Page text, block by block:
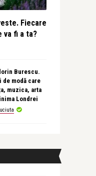
Fiecare
va fi a ta?
Burescu.
de modă care
muzica, arta
Londrei